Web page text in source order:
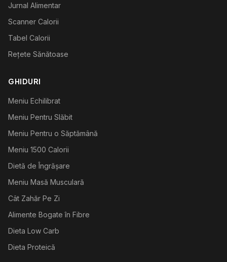
Jurnal Alimentar
Scanner Calorii
Tabel Calorii
Rețete Sănătoase
GHIDURI
Meniu Echilibrat
Meniu Pentru Slăbit
Meniu Pentru o Săptămână
Meniu 1500 Calorii
Dietă de Îngrășare
Meniu Masă Musculară
Cât Zahăr Pe Zi
Alimente Bogate în Fibre
Dieta Low Carb
Dieta Proteică